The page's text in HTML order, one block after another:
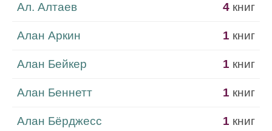
Ал. Алтаев 4 книг
Алан Аркин 1 книг
Алан Бейкер 1 книг
Алан Беннетт 1 книг
Алан Бёрджесс 1 книг